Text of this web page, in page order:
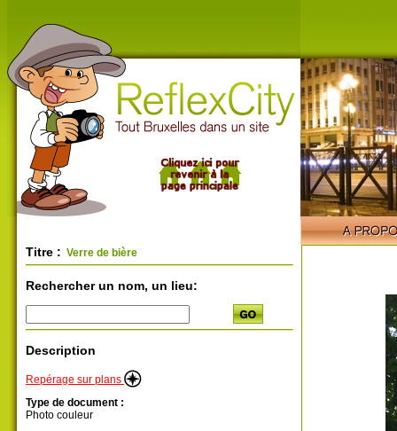
Titre : Verre de bière
Rechercher un nom, un lieu:
Description
Repérage sur plans
Type de document :
Photo couleur